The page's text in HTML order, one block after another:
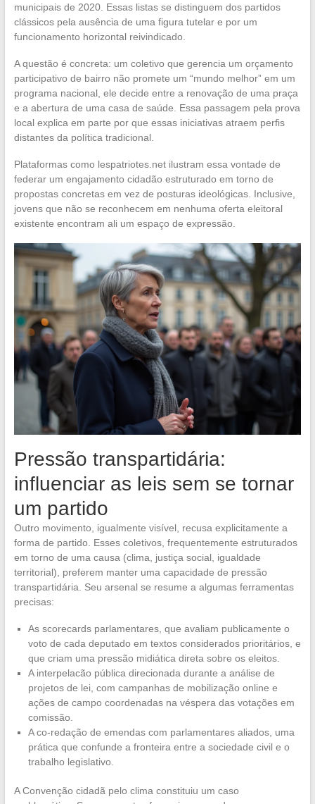
municipais de 2020. Essas listas se distinguem dos partidos
clássicos pela ausência de uma figura tutelar e por um
funcionamento horizontal reivindicado.
A questão é concreta: um coletivo que gerencia um orçamento
participativo de bairro não promete um “mundo melhor” em um
programa nacional, ele decide entre a renovação de uma praça
e a abertura de uma casa de saúde. Essa passagem pela prova
local explica em parte por que essas iniciativas atraem perfis
distantes da política tradicional.
Plataformas como lespatriotes.net ilustram essa vontade de
federar um engajamento cidadão estruturado em torno de
propostas concretas em vez de posturas ideológicas. Inclusive,
jovens que não se reconhecem em nenhuma oferta eleitoral
existente encontram ali um espaço de expressão.
Pressão transpartidária:
influenciar as leis sem se tornar
um partido
Outro movimento, igualmente visível, recusa explicitamente a
forma de partido. Esses coletivos, frequentemente estruturados
em torno de uma causa (clima, justiça social, igualdade
territorial), preferem manter uma capacidade de pressão
transpartidária. Seu arsenal se resume a algumas ferramentas
precisas:
As scorecards parlamentares, que avaliam publicamente o
voto de cada deputado em textos considerados prioritários, e
que criam uma pressão midiática direta sobre os eleitos.
A interpelacão pública direcionada durante a análise de
projetos de lei, com campanhas de mobilização online e
ações de campo coordenadas na véspera das votações em
comissão.
A co-redação de emendas com parlamentares aliados, uma
prática que confunde a fronteira entre a sociedade civil e o
trabalho legislativo.
A Convenção cidadã pelo clima constituiu um caso